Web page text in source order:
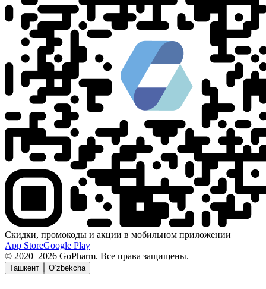
Скидки, промокоды и акции в мобильном приложении
App StoreGoogle Play
© 2020–2026 GoPharm. Все права защищены.
Ташкент O‘zbekcha